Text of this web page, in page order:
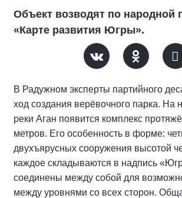
Объект возводят по народной
«Карте развития Югры».
В Радужном эксперты партийного
ход создания верёвочного парка. На
реки Аган появится комплекс
метров. Его особенность в форме:
двухъярусных сооружения высотой
каждое складываются в надпись
соединены между собой для
между уровнями со всех сторон.